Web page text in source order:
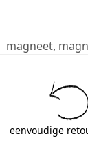
magneet,
eenvoudige